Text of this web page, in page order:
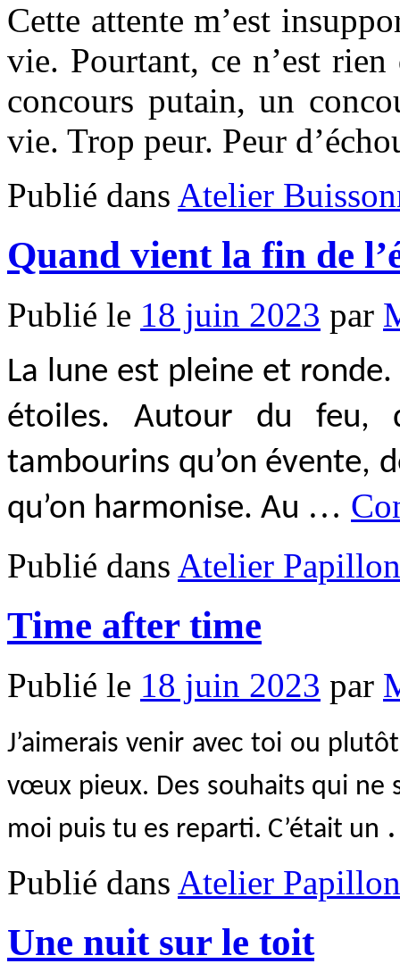
Cette attente m’est
vie. Pourtant, ce n’est
concours putain, un
vie. Trop peur. Peur
Publié dans Atelier
Quand vient la fin de
Publié le 18 juin 2023 par
La lune est pleine et
étoiles. Autour du feu,
tambourins qu’on évente,
qu’on harmonise. Au …
Publié dans Atelier Papillon
Time after time
Publié le 18 juin 2023 par
J’aimerais venir avec toi ou
vœux pieux. Des souhaits qui ne
moi puis tu es reparti. C’était un
Publié dans Atelier Papillon
Une nuit sur le toit